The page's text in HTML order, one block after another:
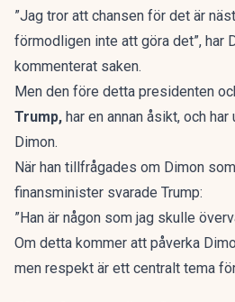
”Jag tror att chansen för det är
förmodligen inte att göra det”, har
kommenterat saken.
Men den före detta presidenten
Trump, har en annan åsikt, och
Dimon.
När han tillfrågades om Dimon
finansminister svarade Trump:
”Han är någon som jag skulle
Om detta kommer att påverka
men respekt är ett centralt tema